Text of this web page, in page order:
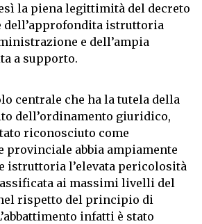
la piena legittimità del decreto
dell’approfondita istruttoria
e dell’ampia
a supporto.
centrale che ha la tutela della
dell’ordinamento giuridico,
riconosciuto come
provinciale abbia ampiamente
istruttoria l’elevata pericolosità
ai massimi livelli del
nel rispetto del principio di
infatti è stato